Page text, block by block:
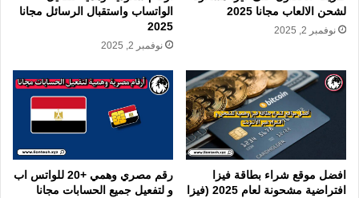
لشحن الالعاب مجانا 2025
نوفمبر 2, 2025
الواتساب واستقبال الرسائل مجانا
2025
نوفمبر 2, 2025
افضل موقع شراء بطاقة فيزا
افتراضية مشحونة لعام 2025 (فيزا
رقم مصري وهمي +20 للواتس اب
و لتفعيل جميع الحسابات مجانا